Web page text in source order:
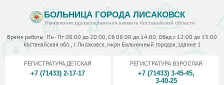
БОЛЬНИЦА ГОРОДА ЛИСАКОВСК
Управления здравоохранения акимата Костанайской области
Время работы: Пн - Пт 08:00 до 20:00, Сб 08:00 до 14:00. Обед с 12:00 до 13:00
Костанайская обл., г. Лисаковск, мкрн Больничный городок, здание 1
РЕГИСТРАТУРА ДЕТСКАЯ
+7 (71433) 2-17-17
РЕГИСТРАТУРА ВЗРОСЛАЯ
+7 (71433) 3-45-45,
3-40-25